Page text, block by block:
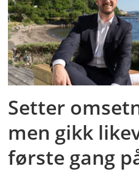
Setter
men gikk
første gang